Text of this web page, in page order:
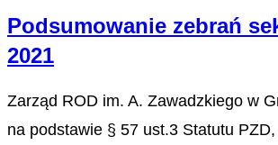
Podsumowanie zebrań
2021
Zarząd ROD im. A. Zawadzkiego w
na podstawie § 57 ust.3 Statutu PZD,